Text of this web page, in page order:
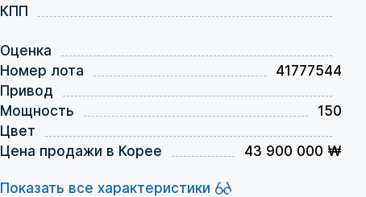
КПП
Оценка
Номер лота
41777544
Привод
Мощность
150
Цвет
Цена продажи в Корее
43 900 000 ₩
Показать все характеристики